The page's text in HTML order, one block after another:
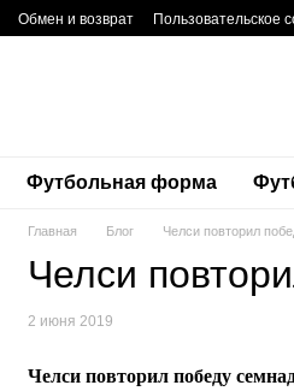
Обмен и возврат Пользовательское
Футбольная форма
Главная Блог Челси повторил
Челси
2 июня 2019
Челси повторил победу